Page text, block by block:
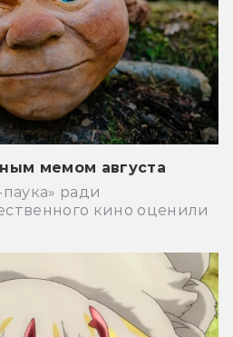
мемом августа
ради
кино оценили